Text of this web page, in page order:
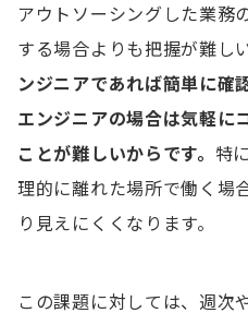
アウトソーシングした業務
する場合よりも把握が難し
ンジニアであれば簡単に確
エンジニアの場合は気軽に
ことが難しいからです。 特
理的に離れた場所で働く場
り見えにくくなります。
この課題に対しては、週次